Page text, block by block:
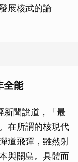
展核武的論
全能
新聞說道，「最
在所謂的核現代
道飛彈，雖然射
與關島。具體而